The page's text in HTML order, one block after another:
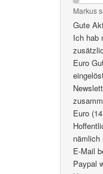
Markus
Gute
Ich hab
Euro
Euro
nämlich
E-Mail
Paypal